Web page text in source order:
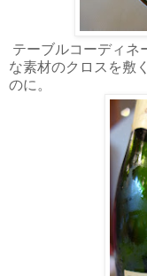
テーブルコーディネ
な素材のクロスを敷
のに。